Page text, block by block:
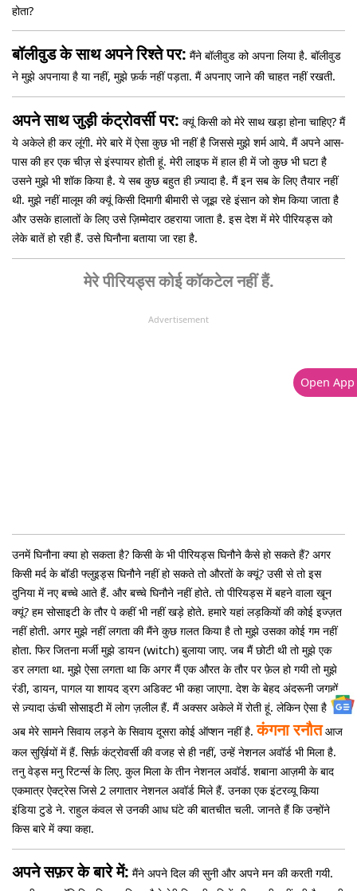
होता?
बॉलीवुड के साथ अपने रिश्ते पर: मैंने बॉलीवुड को अपना लिया है. बॉलीवुड
ने मुझे अपनाया है या नहीं, मुझे फ़र्क नहीं पड़ता. मैं अपनाए जाने की चाहत नहीं रखती.
अपने साथ जुड़ी कंट्रोवर्सी पर: क्यूं किसी को मेरे साथ खड़ा होना चाहिए? मैं
ये अकेले ही कर लूंगी. मेरे बारे में ऐसा कुछ भी नहीं है जिससे मुझे शर्म आये. मैं अपने आस-
पास की हर एक चीज़ से इंस्पायर होती हूं. मेरी लाइफ में हाल ही में जो कुछ भी घटा है
उसने मुझे भी शॉक किया है. ये सब कुछ बहुत ही ज़्यादा है. मैं इन सब के लिए तैयार नहीं
थी. मुझे नहीं मालूम की क्यूं किसी दिमागी बीमारी से जूझ रहे इंसान को शेम किया जाता है
और उसके हालातों के लिए उसे ज़िम्मेदार ठहराया जाता है. इस देश में मेरे पीरियड्स को
लेके बातें हो रही हैं. उसे घिनौना बताया जा रहा है.
मेरे पीरियड्स कोई कॉकटेल नहीं हैं.
Advertisement
उनमें घिनौना क्या हो सकता है? किसी के भी पीरियड्स घिनौने कैसे हो सकते हैं? अगर
किसी मर्द के बॉडी फ्लुइड्स घिनौने नहीं हो सकते तो औरतों के क्यूं? उसी से तो इस
दुनिया में नए बच्चे आते हैं. और बच्चे घिनौने नहीं होते. तो पीरियड्स में बहने वाला खून
क्यूं? हम सोसाइटी के तौर पे कहीं भी नहीं खड़े होते. हमारे यहां लड़कियों की कोई इज्ज़त
नहीं होती. अगर मुझे नहीं लगता की मैंने कुछ ग़लत किया है तो मुझे उसका कोई गम नहीं
होता. फिर जितना मर्जी मुझे डायन (witch) बुलाया जाए. जब मैं छोटी थी तो मुझे एक
डर लगता था. मुझे ऐसा लगता था कि अगर मैं एक औरत के तौर पर फ़ेल हो गयी तो मुझे
रंडी, डायन, पागल या शायद ड्रग अडिक्ट भी कहा जाएगा. देश के बेहद अंदरूनी जगहों
से ज़्यादा ऊंची सोसाइटी में लोग ज़लील हैं. मैं अक्सर अकेले में रोती हूं. लेकिन ऐसा है कि
अब मेरे सामने सिवाय लड़ने के सिवाय दूसरा कोई ऑप्शन नहीं है.कंगना रनौतआज
कल सुर्ख़ियों में हैं. सिर्फ़ कंट्रोवर्सी की वजह से ही नहीं, उन्हें नेशनल अवॉर्ड भी मिला है.
तनु वेड्स मनु रिटर्न्स के लिए. कुल मिला के तीन नेशनल अवॉर्ड. शबाना आज़मी के बाद
एकमात्र ऐक्ट्रेस जिसे 2 लगातार नेशनल अवॉर्ड मिले हैं. उनका एक इंटरव्यू किया
इंडिया टुडे ने. राहुल कंवल से उनकी आध घंटे की बातचीत चली. जानते हैं कि उन्होंने
किस बारे में क्या कहा.
अपने सफ़र के बारे में: मैंने अपने दिल की सुनी और अपने मन की करती गयी.
Open App